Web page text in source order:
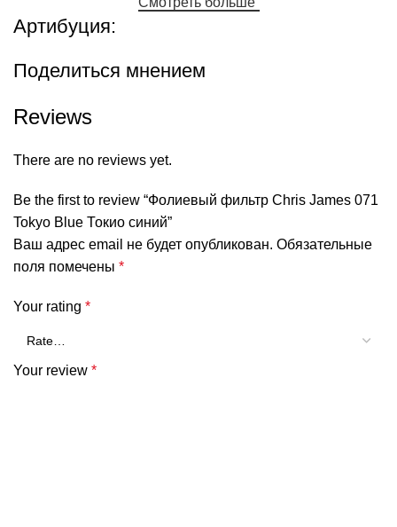
Артибуция:
Поделиться мнением
Reviews
There are no reviews yet.
Be the first to review “Фолиевый фильтр Chris James 071
Tokyo Blue Токио синий”
Ваш адрес email не будет опубликован. Обязательные
поля помечены *
Your rating *
Your review *